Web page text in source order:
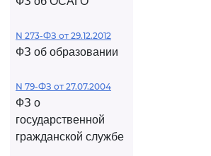
N 273-ФЗ от 29.12.2012
ФЗ об образовании
N 79-ФЗ от 27.07.2004
ФЗ о
государственной
гражданской службе